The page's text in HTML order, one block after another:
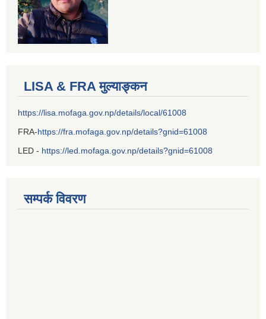
LISA & FRA मुल्याङ्कन
https://lisa.mofaga.gov.np/details/local/61008
FRA-https://fra.mofaga.gov.np/details?gnid=61008
LED - https://led.mofaga.gov.np/details?gnid=61008
सम्पर्क विवरण